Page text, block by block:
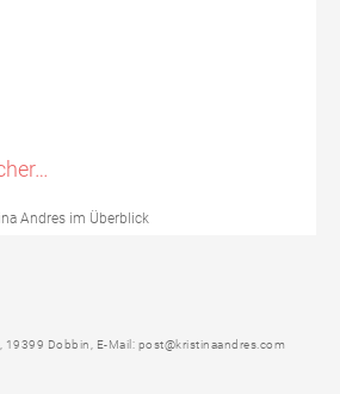
Andres im Überblick
19399 Dobbin, E-Mail: post@kristinaandres.com